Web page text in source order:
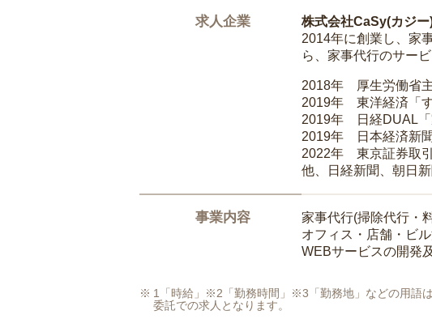
求人企業
株式会社CaSy(カジー
2014年に創業し、家
ら、家事代行のサー
2018年 厚生労働省
2019年 東洋経済「
2019年 日経DUAL「
2019年 日本経済新
2022年 東京証券取
他、日経新聞、朝日
事業内容
家事代行(掃除代行・
オフィス・店舗・ビ
WEBサービスの開発
1「時給」※2「勤務時間」※3「勤務地」などの用語
委託での求人となります。